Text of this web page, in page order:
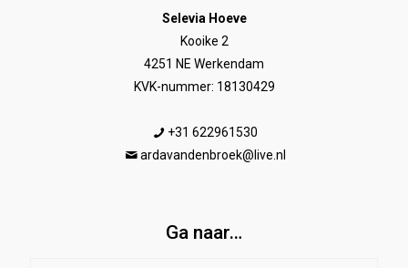
Selevia Hoeve
Kooike 2
4251 NE Werkendam
KVK-nummer: 18130429
+31 622961530
ardavandenbroek@live.nl
Ga naar…